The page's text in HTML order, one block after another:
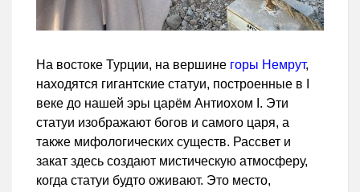
На востоке Турции, на вершине горы Немрут,
находятся гигантские статуи, построенные в I
веке до нашей эры царём Антиохом I. Эти
статуи изображают богов и самого царя, а
также мифологических существ. Рассвет и
закат здесь создают мистическую атмосферу,
когда статуи будто оживают. Это место,